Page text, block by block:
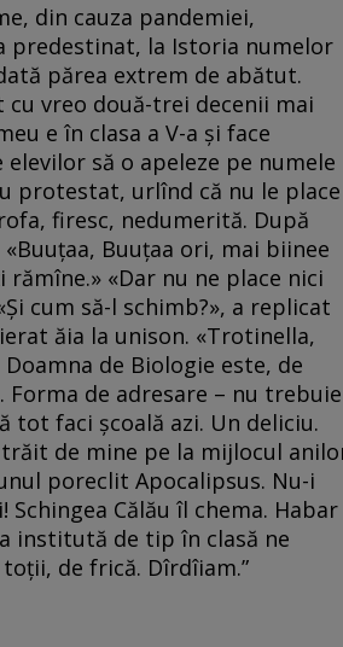
din cauza pandemiei,
predestinat, la Istoria numelor
părea extrem de abătut.
cu vreo două-trei decenii mai
e în clasa a V-a și face
să o apeleze pe numele
protestat, urlînd că nu le place
firesc, nedumerită. După
Buuțaa ori, mai biinee
rămîne.» «Dar nu ne place nici
cum să-l schimb?», a replicat
ăia la unison. «Trotinella,
de Biologie este, de
de adresare – nu trebuie
tot faci școală azi. Un deliciu.
de mine pe la mijlocul
poreclit Apocalipsus. Nu-i
Călău îl chema. Habar
institută de tip în clasă ne
de frică. Dîrdîiam.”